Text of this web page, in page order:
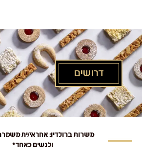
דרושים
משרות ברולדין: אחראי/ית
ולנשים כאחד*